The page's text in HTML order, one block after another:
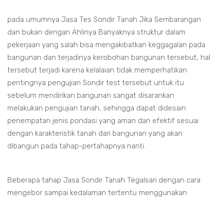
pada umumnya Jasa Tes Sondir Tanah Jika Sembarangan
dan bukan dengan Ahlinya Banyaknya struktur dalam
pekerjaan yang salah bisa mengakibatkan keggagalan pada
bangunan dan terjadinya kerobohan bangunan tersebut, hal
tersebut terjadi karena kelalaian tidak memperhatikan
pentingnya pengujian Sondir test tersebut untuk itu
sebelum mendirikan bangunan sangat disarankan
melakukan pengujian tanah, sehingga dapat didesain
penempatan jenis pondasi yang aman dan efektif sesuai
dengan karakteristik tanah dari bangunan yang akan
dibangun pada tahap-pertahapnya nanti.
Beberapa tahap Jasa Sondir Tanah Tegalsari dengan cara
mengebor sampai kedalaman tertentu menggunakan